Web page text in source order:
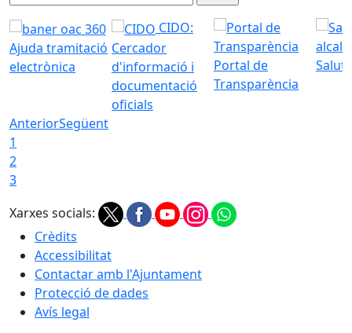
Ajuda tramitació
electrònica
CIDO:
Cercador
d'informació i
documentació
oficials
Portal de
Transparència
AnteriorSegüent
1
2
3
Xarxes socials:
Crèdits
Accessibilitat
Contactar amb l'Ajuntament
Protecció de dades
Avís legal